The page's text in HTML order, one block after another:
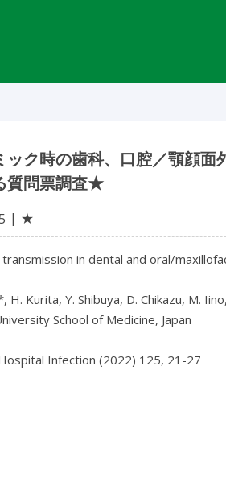
ック時の歯科、口腔／顎顔
質問票調査★
★
in dental and oral/
H. Kurita, Y. Shibuya, D. Chikazu, M.
School of Medicine, Japan
Infection (2022) 125, 21-27